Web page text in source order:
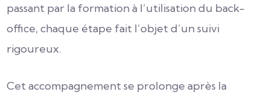
passant par la formation à l’utilisation du back-
office, chaque étape fait l’objet d’un suivi
rigoureux.
Cet accompagnement se prolonge après la